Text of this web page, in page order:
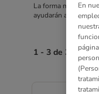
La forma más
ayudarán a
1 - 3 de 3
product items
En